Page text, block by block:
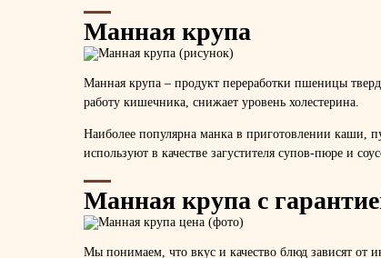
Манная крупа
Манная крупа – продукт переработки пшеницы
работу кишечника, снижает уровень холестерина.
Наиболее популярна манка в приготовлении каши,
используют в качестве загустителя супов-пюре и
Манная крупа с
Мы понимаем, что вкус и качество блюд зависят от